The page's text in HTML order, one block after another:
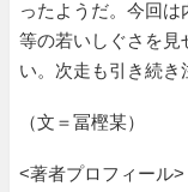
ったようだ。今回
等の若いしぐさを見
い。次走も引き続き
（文＝冨樫某）
<著者プロフィール>